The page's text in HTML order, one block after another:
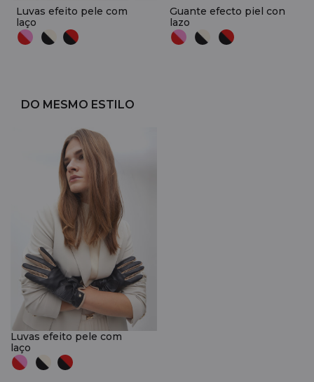
Luvas efeito pele com
laço
Guante efecto piel con
lazo
DO MESMO ESTILO
Luvas efeito pele com
laço